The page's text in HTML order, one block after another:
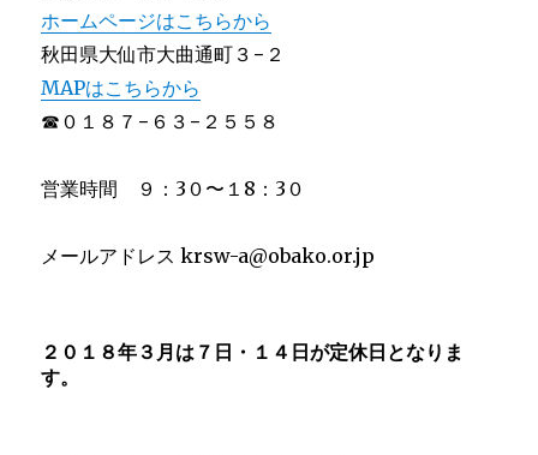
ホームページはこちらから
秋田県大仙市大曲通町３−２
MAPはこちらから
☎︎０１８７−６３−２５５８
営業時間 ９：3０〜１8：3０
メールアドレス krsw-a@obako.or.jp
２０１８年３月は７日・１４日が定休日となりま
す。